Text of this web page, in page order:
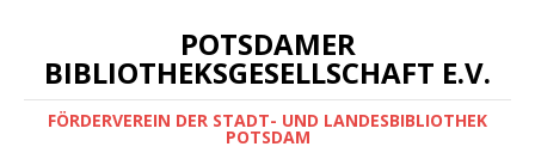
POTSDAMER
BIBLIOTHEKSGESELLSCHAFT E.V.
FÖRDERVEREIN DER STADT- UND LANDESBIBLIOTHEK
POTSDAM